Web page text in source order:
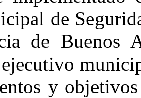
de
de Buenos
y